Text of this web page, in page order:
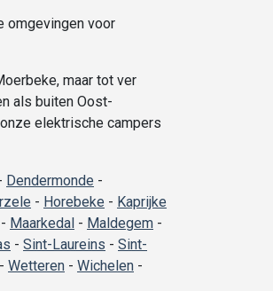
omgevingen voor
maar tot ver
als buiten Oost-
elektrische campers
Dendermonde -
- Horebeke - Kaprijke
- Maarkedal - Maldegem -
- Sint-Laureins - Sint-
- Wetteren - Wichelen -